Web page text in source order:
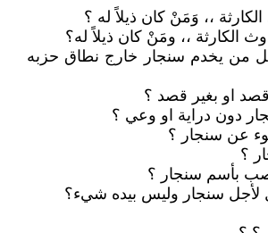
،، وَمَنْ كان ذيلاً له ؟
الكارثة ،، ومَنْ كان ذيلاً له؟
من يخدم سنجار خارج نطاق حزبه
او بغير قصد ؟
دون دراية او وعي ؟
عن سنجار ؟
؟
بأسم سنجار ؟
لأجل سنجار وليس بيده شيء؟